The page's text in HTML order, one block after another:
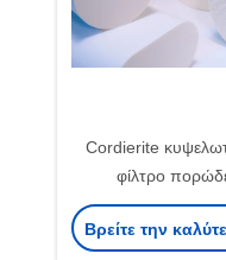
Cordierite
φίλτρο
καταλυτικούς
τρόπων
Βρείτε την